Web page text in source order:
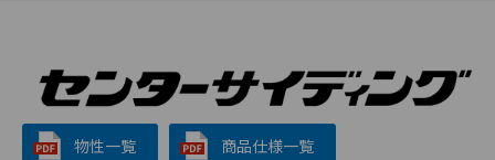
物性一覧 商品仕様一覧